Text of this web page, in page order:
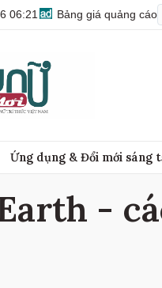
06:21 Bảng giá quảng cáo
Ứng dụng & Đổi mới sáng
-